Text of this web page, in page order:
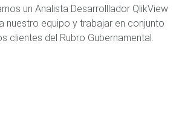
un Analista Desarrolllador QlikView
nuestro equipo y trabajar en conjunto
clientes del Rubro Gubernamental.